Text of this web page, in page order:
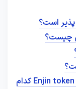
چیست؟
بهترین صرافی های خارجی برای خرید Enjin token کدام